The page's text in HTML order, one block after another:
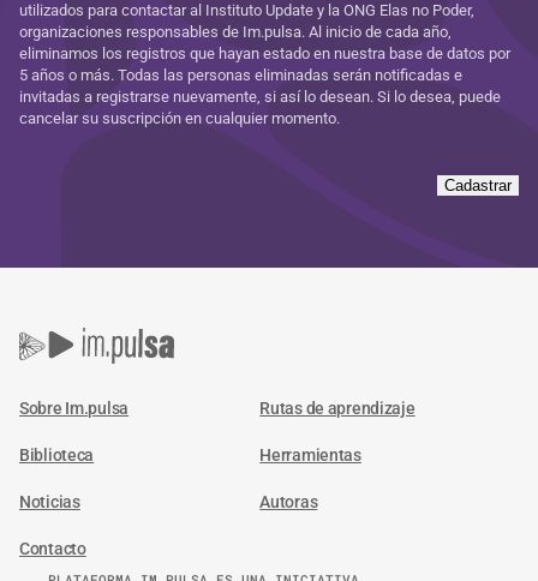
utilizados para contactar al Instituto Update y la ONG Elas no Poder,
organizaciones responsables de Im.pulsa. Al inicio de cada año,
eliminamos los registros que hayan estado en nuestra base de datos por
5 años o más. Todas las personas eliminadas serán notificadas e
invitadas a registrarse nuevamente, si así lo desean. Si lo desea, puede
cancelar su suscripción en cualquier momento.
Cadastrar
Sobre Im.pulsa Rutas de aprendizaje
Biblioteca Herramientas
Noticias Autoras
Contacto